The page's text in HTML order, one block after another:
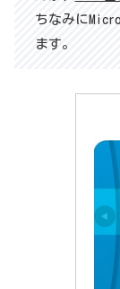
ちなみに
ます。